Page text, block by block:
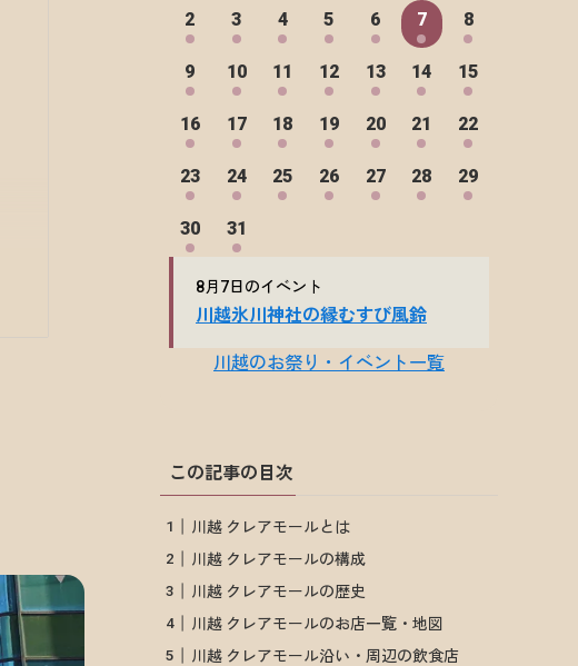
この記事の目次
川越 クレアモールとは
川越 クレアモールの構成
川越 クレアモールの歴史
川越 クレアモールのお店一覧・地図
川越 クレアモール沿い・周辺の飲食店